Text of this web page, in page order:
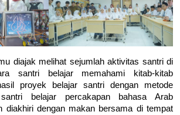
diajak melihat sejumlah aktivitas santri di
santri belajar memahami kitab-kitab
proyek belajar santri dengan metode
belajar percakapan bahasa Arab
diakhiri dengan makan bersama di tempat